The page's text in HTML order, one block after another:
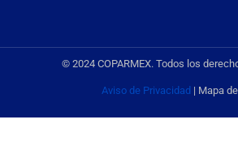
© 2024 COPARMEX. Todos los
Aviso de Privacidad | Mapa